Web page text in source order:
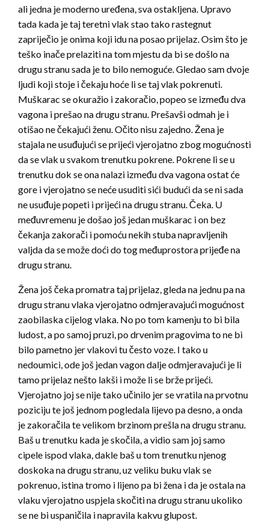
ali jedna je moderno uređena, sva ostakljena. Upravo
tada kada je taj teretni vlak stao tako rastegnut
zapriječio je onima koji idu na posao prijelaz. Osim što je
teško inače prelaziti na tom mjestu da bi se došlo na
drugu stranu sada je to bilo nemoguće. Gledao sam dvoje
ljudi koji stoje i čekaju hoće li se taj vlak pokrenuti.
Muškarac se okuražio i zakoračio, popeo se između dva
vagona i prešao na drugu stranu. Prešavši odmah je i
otišao ne čekajući ženu. Očito nisu zajedno. Žena je
stajala ne usuđujući se prijeći vjerojatno zbog mogućnosti
da se vlak u svakom trenutku pokrene. Pokrene li se u
trenutku dok se ona nalazi između dva vagona ostat će
gore i vjerojatno se neće usuditi sići budući da se ni sada
ne usuđuje popeti i prijeći na drugu stranu. Čeka. U
međuvremenu je došao još jedan muškarac i on bez
čekanja zakorači i pomoću nekih stuba napravljenih
valjda da se može doći do tog međuprostora prijeđe na
drugu stranu.
Žena još čeka promatra taj prijelaz, gleda na jednu pa na
drugu stranu vlaka vjerojatno odmjeravajući mogućnost
zaobilaska cijelog vlaka. No po tom kamenju to bi bila
ludost, a po samoj pruzi, po drvenim pragovima to ne bi
bilo pametno jer vlakovi tu često voze. I tako u
nedoumici, ode još jedan vagon dalje odmjeravajući je li
tamo prijelaz nešto lakši i može li se brže prijeći.
Vjerojatno joj se nije tako učinilo jer se vratila na prvotnu
poziciju te još jednom pogledala lijevo pa desno, a onda
je zakoračila te velikom brzinom prešla na drugu stranu.
Baš u trenutku kada je skočila, a vidio sam joj samo
cipele ispod vlaka, dakle baš u tom trenutku njenog
doskoka na drugu stranu, uz veliku buku vlak se
pokrenuo, istina tromo i lijeno pa bi žena i da je ostala na
vlaku vjerojatno uspjela skočiti na drugu stranu ukoliko
se ne bi uspaničila i napravila kakvu glupost.